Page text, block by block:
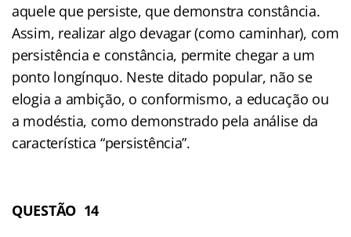
aquele que persiste, que demonstra constância.
Assim, realizar algo devagar (como caminhar), com
persistência e constância, permite chegar a um
ponto longínquo. Neste ditado popular, não se
elogia a ambição, o conformismo, a educação ou
a modéstia, como demonstrado pela análise da
característica “persistência”.
QUESTÃO 14